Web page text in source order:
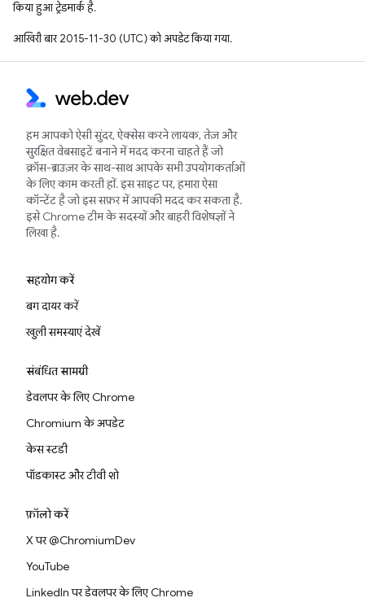
किया हुआ ट्रेडमार्क है.
आखिरी बार 2015-11-30 (UTC) को अपडेट किया गया.
हम आपको ऐसी सुंदर, ऐक्सेस करने लायक, तेज़ और
सुरक्षित वेबसाइटें बनाने में मदद करना चाहते हैं जो
क्रॉस-ब्राउज़र के साथ-साथ आपके सभी उपयोगकर्ताओं
के लिए काम करती हों. इस साइट पर, हमारा ऐसा
कॉन्टेंट है जो इस सफ़र में आपकी मदद कर सकता है.
इसे Chrome टीम के सदस्यों और बाहरी विशेषज्ञों ने
लिखा है.
सहयोग करें
बग दायर करें
खुली समस्याएं देखें
संबंधित सामग्री
डेवलपर के लिए Chrome
Chromium के अपडेट
केस स्टडी
पॉडकास्ट और टीवी शो
फ़ॉलो करें
X पर @ChromiumDev
YouTube
LinkedIn पर डेवलपर के लिए Chrome